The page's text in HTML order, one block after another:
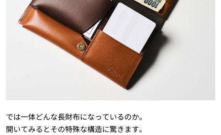
では一体どんな長財布になっているのか。
開いてみるとその特殊な構造に驚きます。